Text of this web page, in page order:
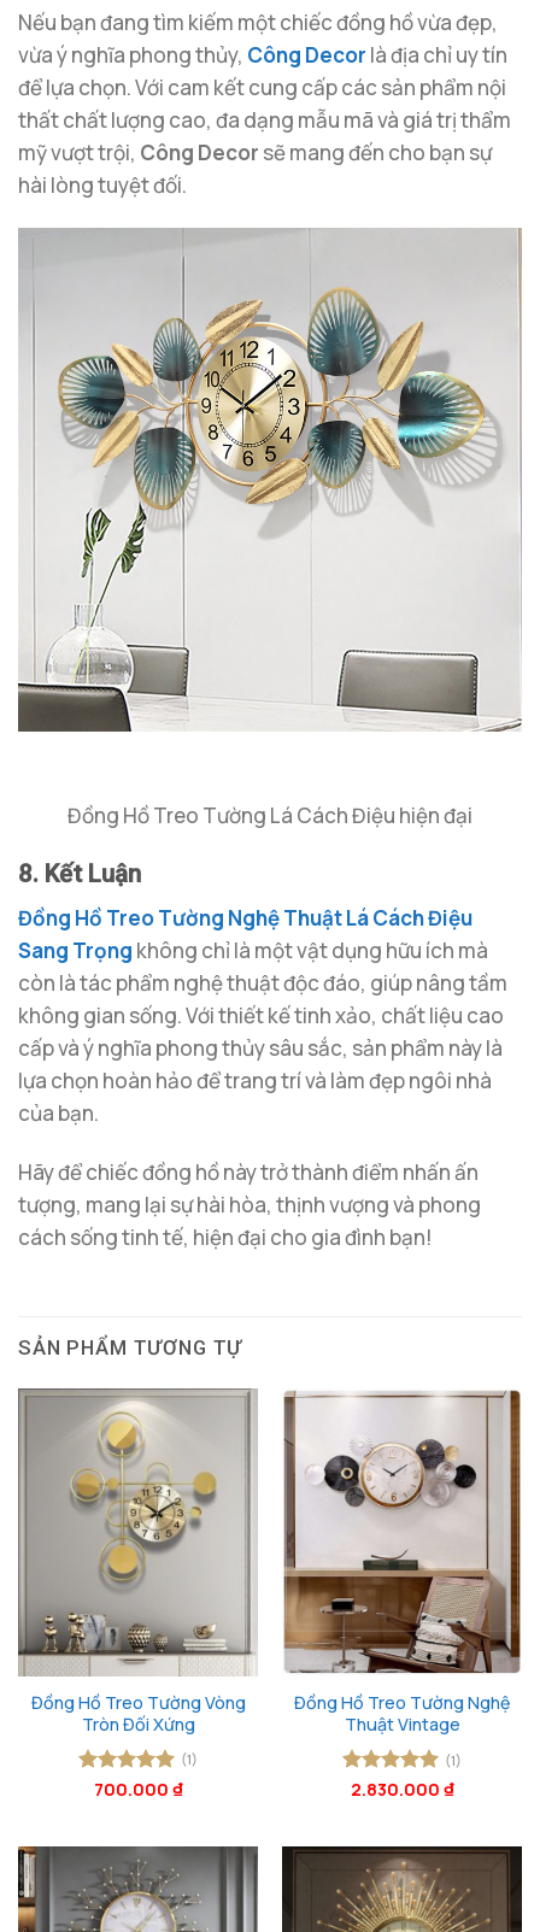
Nếu bạn đang tìm kiếm một chiếc đồng hồ vừa đẹp,
vừa ý nghĩa phong thủy, Công Decor là địa chỉ uy tín
để lựa chọn. Với cam kết cung cấp các sản phẩm nội
thất chất lượng cao, đa dạng mẫu mã và giá trị thẩm
mỹ vượt trội, Công Decor sẽ mang đến cho bạn sự
hài lòng tuyệt đối.
Đồng Hồ Treo Tường Lá Cách Điệu hiện đại
8. Kết Luận
Đồng Hồ Treo Tường Nghệ Thuật Lá Cách Điệu
Sang Trọng không chỉ là một vật dụng hữu ích mà
còn là tác phẩm nghệ thuật độc đáo, giúp nâng tầm
không gian sống. Với thiết kế tinh xảo, chất liệu cao
cấp và ý nghĩa phong thủy sâu sắc, sản phẩm này là
lựa chọn hoàn hảo để trang trí và làm đẹp ngôi nhà
của bạn.
Hãy để chiếc đồng hồ này trở thành điểm nhấn ấn
tượng, mang lại sự hài hòa, thịnh vượng và phong
cách sống tinh tế, hiện đại cho gia đình bạn!
SẢN PHẨM TƯƠNG TỰ
Đồng Hồ Treo Tường Vòng
Tròn Đối Xứng
Được xếp
(1)
700.000 ₫
Đồng Hồ Treo Tường Nghệ
Thuật Vintage
Được xếp
(1)
2.830.000 ₫